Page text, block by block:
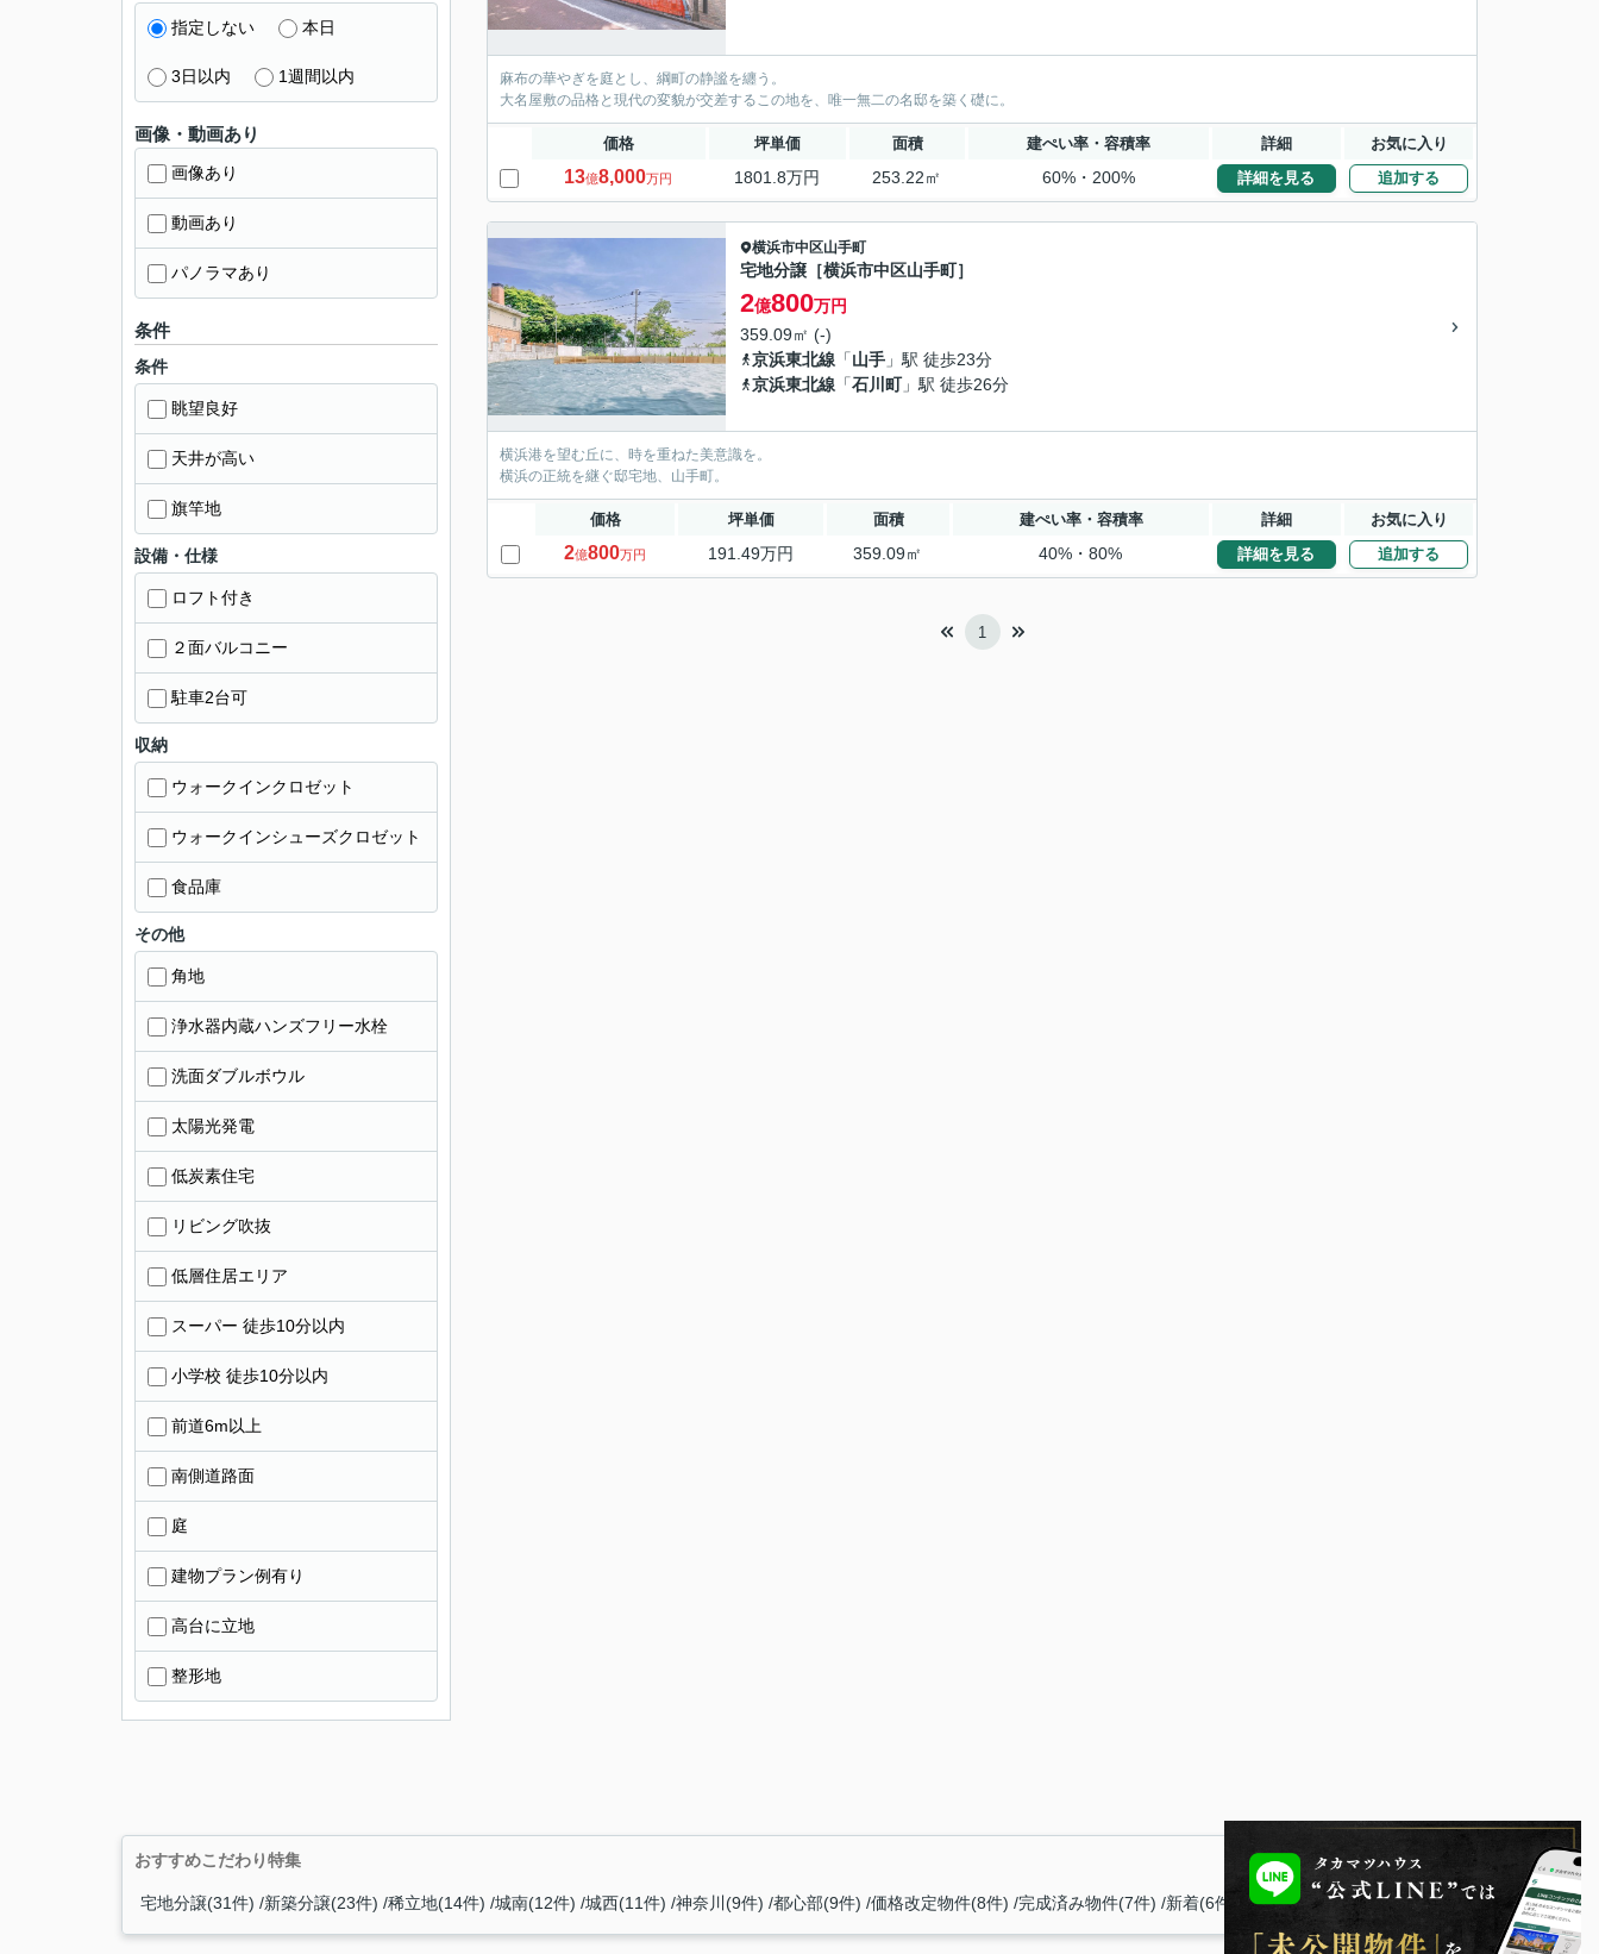
麻布の華やぎを庭とし、綱町の静謐を纏う。
大名屋敷の品格と現代の変貌が交差するこの地を、唯一無二の名邸を築く礎に。
価格 坪単価 面積 建ぺい率・容積率 詳細 お気に入り
13億8,000万円 1801.8万円 253.22㎡ 60%・200% 詳細を見る 追加する
横浜市中区山手町
宅地分譲［横浜市中区山手町］
2億800万円
359.09㎡ (-)
京浜東北線 「山手 」駅 徒歩23分
京浜東北線 「石川町」駅 徒歩26分
横浜港を望む丘に、時を重ねた美意識を。
横浜の正統を継ぐ邸宅地、山手町。
価格 坪単価 面積 建ぺい率・容積率 詳細 お気に入り
2億800万円 191.49万円 359.09㎡ 40%・80% 詳細を見る 追加する
1
指定しない 本日
3日以内 1週間以内
画像・動画あり
画像あり
動画あり
パノラマあり
条件
条件
眺望良好
天井が高い
旗竿地
設備・仕様
ロフト付き
２面バルコニー
駐車2台可
収納
ウォークインクロゼット
ウォークインシューズクロゼット
食品庫
その他
角地
浄水器内蔵ハンズフリー水栓
洗面ダブルボウル
太陽光発電
低炭素住宅
リビング吹抜
低層住居エリア
スーパー 徒歩10分以内
小学校 徒歩10分以内
前道6m以上
南側道路面
庭
建物プラン例有り
高台に立地
整形地
おすすめこだわり特集
宅地分譲(31件) 新築分譲(23件) 稀立地(14件) 城南(12件) 城西(11件) 神奈川(9件) 都心部(9件) 価格改定物件(8件) 完成済み物件(7件) 新着(6件)